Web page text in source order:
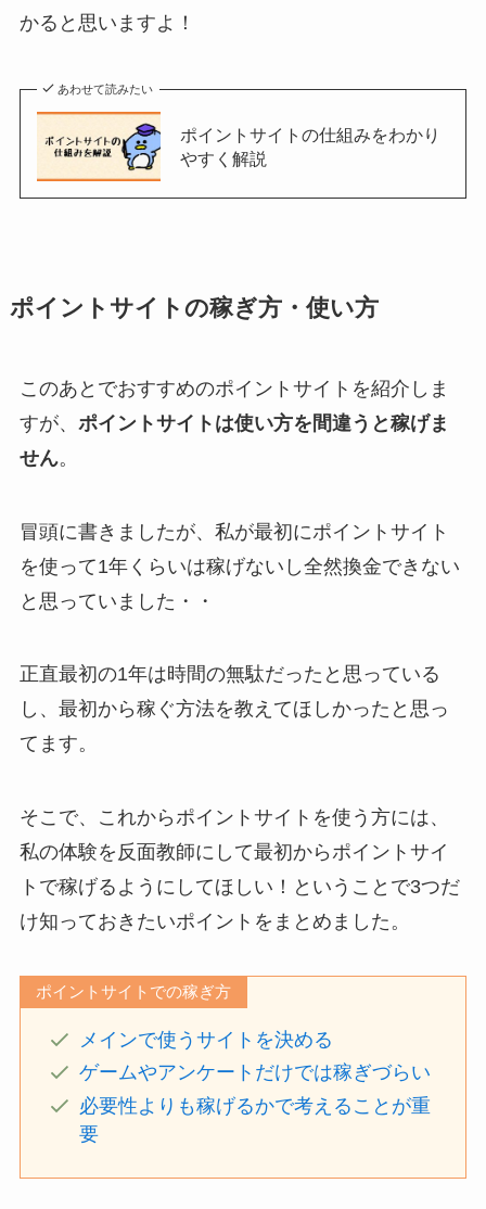
かると思いますよ！
あわせて読みたい
ポイントサイトの仕組みをわかり
やすく解説
ポイントサイトの稼ぎ方・使い方
このあとでおすすめのポイントサイトを紹介しま
すが、 ポイントサイトは使い方を間違うと稼げま
せん。
冒頭に書きましたが、私が最初にポイントサイト
を使って1年くらいは稼げないし全然換金できない
と思っていました・・
正直最初の1年は時間の無駄だったと思っている
し、最初から稼ぐ方法を教えてほしかったと思っ
てます。
そこで、これからポイントサイトを使う方には、
私の体験を反面教師にして最初からポイントサイ
トで稼げるようにしてほしい！ということで3つだ
け知っておきたいポイントをまとめました。
ポイントサイトでの稼ぎ方
メインで使うサイトを決める
ゲームやアンケートだけでは稼ぎづらい
必要性よりも稼げるかで考えることが重
要